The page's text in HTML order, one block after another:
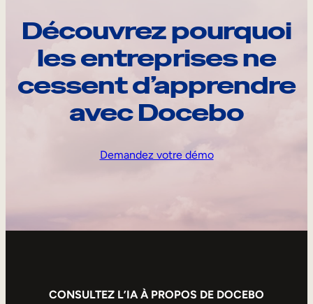
Découvrez pourquoi
les entreprises ne
cessent d’apprendre
avec Docebo
Demandez votre démo
CONSULTEZ L’IA À PROPOS DE DOCEBO